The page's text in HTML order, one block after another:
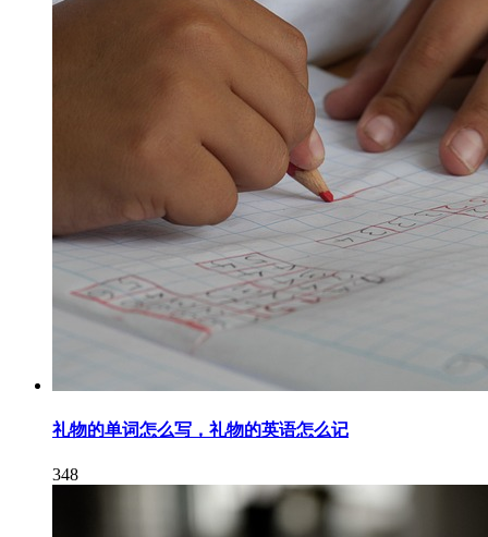
礼物的单词怎么写，礼物的英语怎么记
348